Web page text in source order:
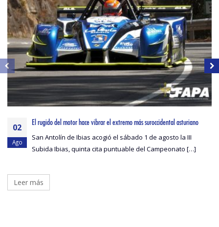
02
Ago
El rugido del motor hace vibrar el extremo más suroccidental asturiano
San Antolín de Ibias acogió el sábado 1 de agosto la III
Subida Ibias, quinta cita puntuable del Campeonato […]
Leer más